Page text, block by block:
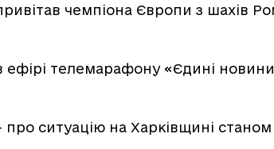
чемпіона Європи з шахів
ефірі телемарафону «Єдині
ситуацію на Харківщині станом